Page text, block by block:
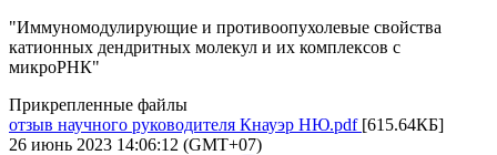
"Иммуномодулирующие и противоопухолевые свойства
катионных дендритных молекул и их комплексов с
микроРНК"
Прикрепленные файлы
отзыв научного руководителя Кнауэр НЮ.pdf [615.64КБ]
26 июнь 2023 14:06:12 (GMT+07)